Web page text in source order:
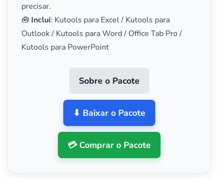
precisar.
🧰 Inclui: Kutools para Excel / Kutools para
Outlook / Kutools para Word / Office Tab Pro /
Kutools para PowerPoint
Sobre o Pacote
⬇ Baixar o Pacote
💳 Comprar o Pacote